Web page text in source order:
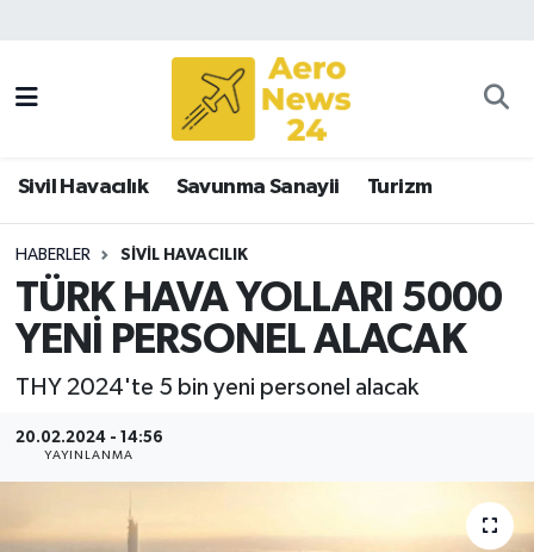
Sivil Havacılık Savunma Sanayii Turizm
HABERLER SIVIL HAVACILIK
TÜRK HAVA YOLLARI 5000
YENİ PERSONEL ALACAK
THY 2024'te 5 bin yeni personel alacak
20.02.2024 - 14:56
YAYINLANMA